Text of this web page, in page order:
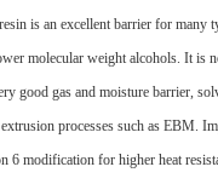
is an excellent barrier for many
molecular weight alcohols. It is
good gas and moisture barrier,
processes such as EBM.
modification for higher heat